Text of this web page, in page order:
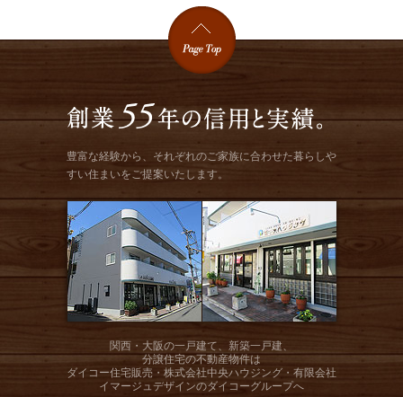
豊富な経験から、それぞれのご家族に合わせた暮らしや
すい住まいをご提案いたします。
関西・大阪の一戸建て、新築一戸建、
分譲住宅の不動産物件は
ダイコー住宅販売・株式会社中央ハウジング・有限会社
イマージュデザインのダイコーグループへ